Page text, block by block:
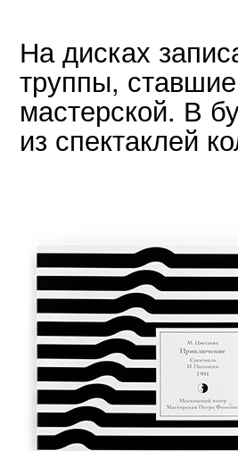
На дисках
труппы,
мастерской. В
из спектаклей